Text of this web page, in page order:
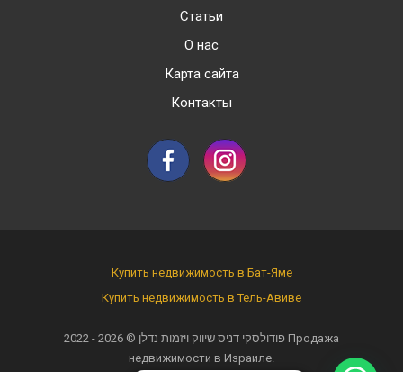
Статьи
О нас
Карта сайта
Контакты
Купить недвижимость в Бат-Яме
Купить недвижимость в Тель-Авиве
2022 - 2026 ©
Продажа
недвижимости в Израиле.